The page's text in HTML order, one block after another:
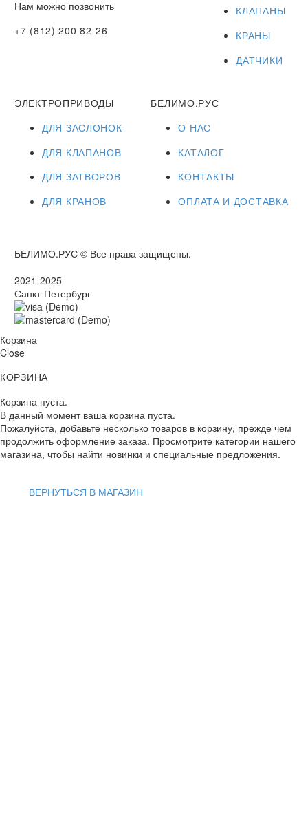
Нам можно позвонить
+7 (812) 200 82-26
КЛАПАНЫ
КРАНЫ
ДАТЧИКИ
ЭЛЕКТРОПРИВОДЫ
ДЛЯ ЗАСЛОНОК
ДЛЯ КЛАПАНОВ
ДЛЯ ЗАТВОРОВ
ДЛЯ КРАНОВ
БЕЛИМО.РУС
О НАС
КАТАЛОГ
КОНТАКТЫ
ОПЛАТА И ДОСТАВКА
БЕЛИМО.РУС © Все права защищены.
2021-2025
Санкт-Петербург
Корзина
Close
КОРЗИНА
Корзина пуста.
В данный момент ваша корзина пуста.
Пожалуйста, добавьте несколько товаров в корзину, прежде чем
продолжить оформление заказа. Просмотрите категории нашего
магазина, чтобы найти новинки и специальные предложения.
ВЕРНУТЬСЯ В МАГАЗИН